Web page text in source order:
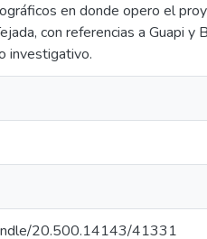
en donde opero el
con referencias a Guapi
investigativo.
20.500.14143/41331